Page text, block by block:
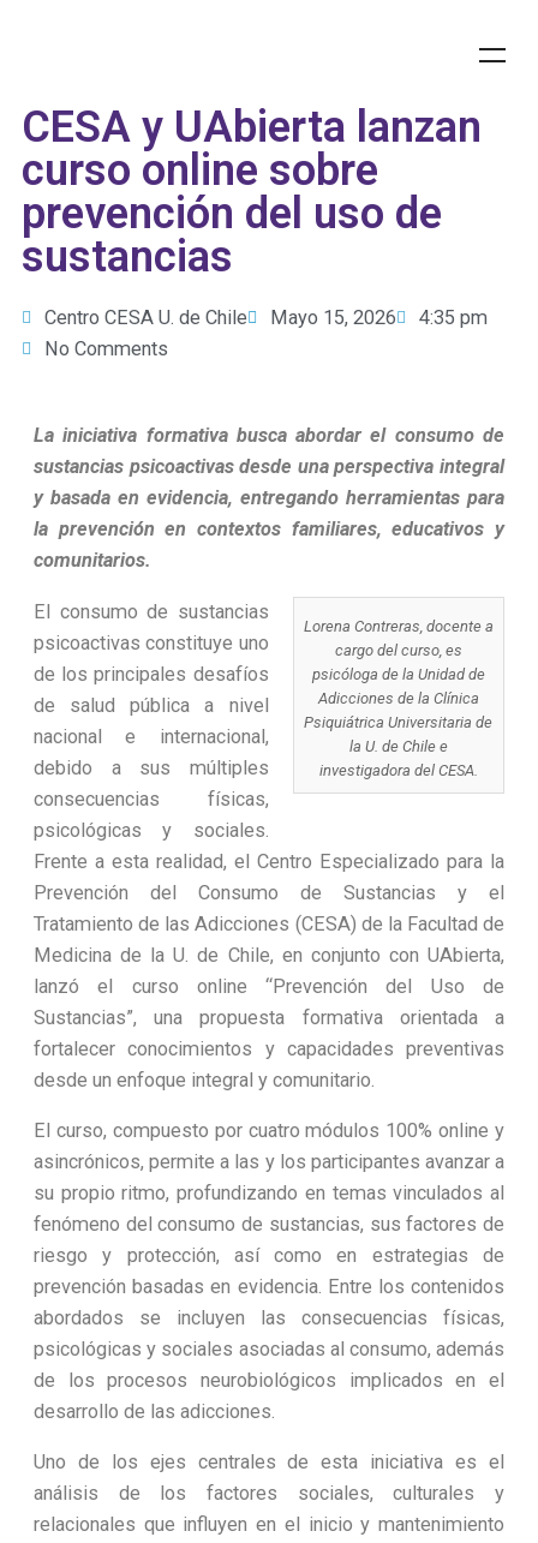
CESA y UAbierta lanzan
curso online sobre
prevención del uso de
sustancias
Centro CESA U. de Chile Mayo 15, 2026
4:35 pm
No Comments
La iniciativa formativa busca abordar el consumo de
sustancias psicoactivas desde una perspectiva integral
y basada en evidencia, entregando herramientas para
la prevención en contextos familiares, educativos y
comunitarios.
Lorena Contreras, docente a
cargo del curso, es
psicóloga de la Unidad de
Adicciones de la Clínica
Psiquiátrica Universitaria de
la U. de Chile e
investigadora del CESA.
El consumo de sustancias
psicoactivas constituye uno
de los principales desafíos
de salud pública a nivel
nacional e internacional,
debido a sus múltiples
consecuencias físicas,
psicológicas y sociales.
Frente a esta realidad, el Centro Especializado para la
Prevención del Consumo de Sustancias y el
Tratamiento de las Adicciones (CESA) de la Facultad de
Medicina de la U. de Chile, en conjunto con UAbierta,
lanzó el curso online “Prevención del Uso de
Sustancias”, una propuesta formativa orientada a
fortalecer conocimientos y capacidades preventivas
desde un enfoque integral y comunitario.
El curso, compuesto por cuatro módulos 100% online y
asincrónicos, permite a las y los participantes avanzar a
su propio ritmo, profundizando en temas vinculados al
fenómeno del consumo de sustancias, sus factores de
riesgo y protección, así como en estrategias de
prevención basadas en evidencia. Entre los contenidos
abordados se incluyen las consecuencias físicas,
psicológicas y sociales asociadas al consumo, además
de los procesos neurobiológicos implicados en el
desarrollo de las adicciones.
Uno de los ejes centrales de esta iniciativa es el
análisis de los factores sociales, culturales y
relacionales que influyen en el inicio y mantenimiento